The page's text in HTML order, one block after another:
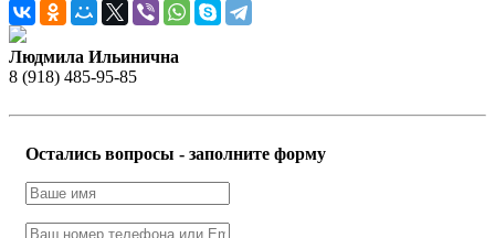
Людмила Ильинична
8 (918) 485-95-85
Остались вопросы - заполните форму